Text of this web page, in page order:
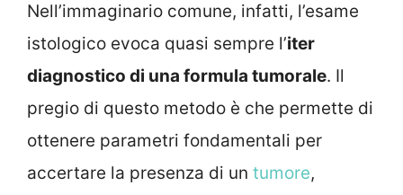
Nell’immaginario comune, infatti, l’esame
istologico evoca quasi sempre l’iter
diagnostico di una formula tumorale. Il
pregio di questo metodo è che permette di
ottenere parametri fondamentali per
accertare la presenza di un tumore,